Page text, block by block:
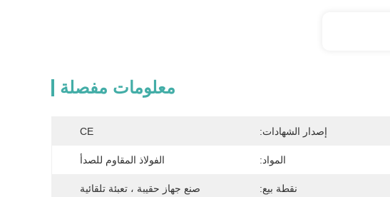
معلومات مفصلة
إصدار الشهادات: CE
المواد: الفولاذ المقاوم للصدأ
نقطة بيع: صنع جهاز حقيبة ، تعبئة تلقائية